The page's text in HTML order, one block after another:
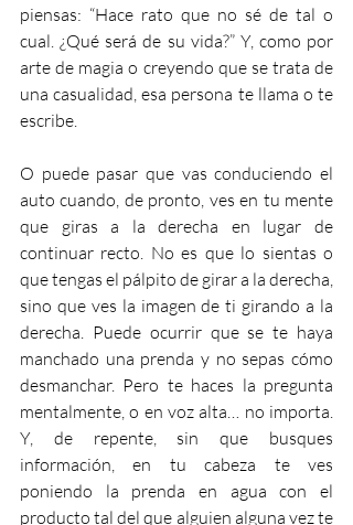
piensas: “Hace rato que no sé de tal o
cual. ¿Qué será de su vida?” Y, como por
arte de magia o creyendo que se trata de
una casualidad, esa persona te llama o te
escribe.
O puede pasar que vas conduciendo el
auto cuando, de pronto, ves en tu mente
que giras a la derecha en lugar de
continuar recto. No es que lo sientas o
que tengas el pálpito de girar a la derecha,
sino que ves la imagen de ti girando a la
derecha. Puede ocurrir que se te haya
manchado una prenda y no sepas cómo
desmanchar. Pero te haces la pregunta
mentalmente, o en voz alta… no importa.
Y, de repente, sin que busques
información, en tu cabeza te ves
poniendo la prenda en agua con el
producto tal del que alguien alguna vez te